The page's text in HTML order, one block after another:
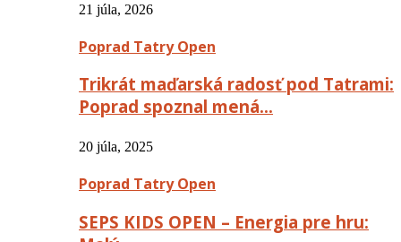
21 júla, 2026
Poprad Tatry Open
Trikrát maďarská radosť pod Tatrami:
Poprad spoznal mená…
20 júla, 2025
Poprad Tatry Open
SEPS KIDS OPEN – Energia pre hru: